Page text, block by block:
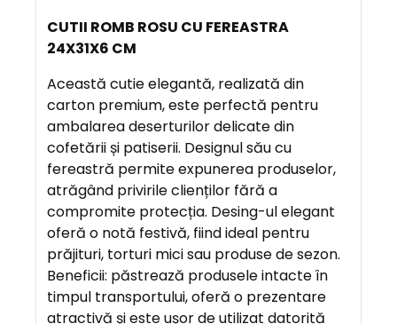
S
C
R
I
E
R
E
A
N
CUTII ROMB ROSU CU FEREASTRA
24X31X6 CM
Această cutie elegantă, realizată din
carton premium, este perfectă pentru
ambalarea deserturilor delicate din
cofetării și patiserii. Designul său cu
fereastră permite expunerea produselor,
atrăgând privirile clienților fără a
compromite protecția. Desing-ul elegant
oferă o notă festivă, fiind ideal pentru
prăjituri, torturi mici sau produse de sezon.
Beneficii: păstrează produsele intacte în
timpul transportului, oferă o prezentare
atractivă și este ușor de utilizat datorită